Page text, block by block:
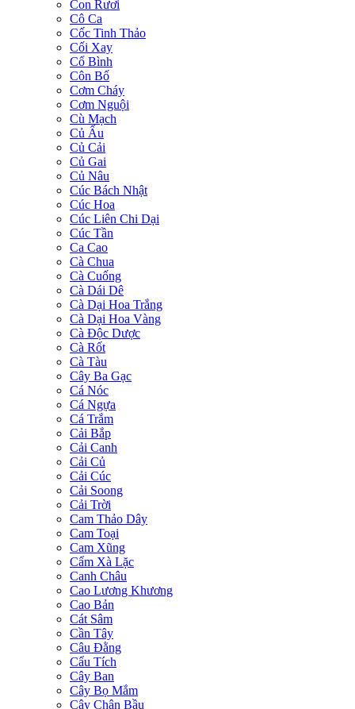
Con Rươi
Cô Ca
Cốc Tinh Thảo
Cối Xay
Cổ Bình
Côn Bố
Cơm Cháy
Cơm Nguội
Cù Mạch
Củ Ấu
Củ Cải
Củ Gai
Củ Nâu
Cúc Bách Nhật
Cúc Hoa
Cúc Liên Chi Dại
Cúc Tần
Ca Cao
Cà Chua
Cà Cuống
Cà Dái Dê
Cà Dại Hoa Trắng
Cà Dại Hoa Vàng
Cà Độc Dược
Cà Rốt
Cà Tàu
Cây Ba Gạc
Cá Nóc
Cá Ngựa
Cá Trắm
Cải Bắp
Cải Canh
Cải Củ
Cải Cúc
Cải Soong
Cải Trời
Cam Thảo Dây
Cam Toại
Cam Xũng
Cẩm Xà Lặc
Canh Châu
Cao Lương Khương
Cao Bản
Cát Sâm
Cần Tây
Câu Đằng
Cẩu Tích
Cây Ban
Cây Bọ Mắm
Cây Chân Bầu